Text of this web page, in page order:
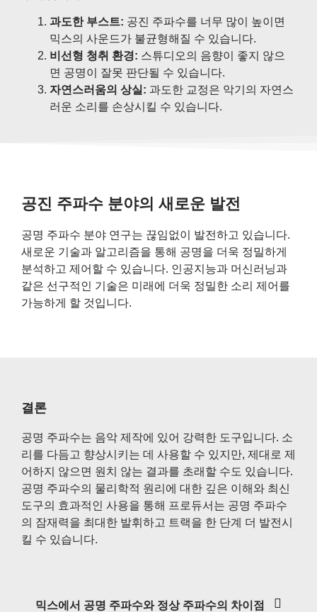
과도한 부스트: 공진 주파수를 너무 많이 높이면
믹스의 사운드가 불균형해질 수 있습니다.
비선형 청취 환경: 스튜디오의 음향이 좋지 않으
면 공명이 잘못 판단될 수 있습니다.
자연스러움의 상실: 과도한 교정은 악기의 자연스
러운 소리를 손상시킬 수 있습니다.
공진 주파수 분야의 새로운 발전
공명 주파수 분야 연구는 끊임없이 발전하고 있습니다.
새로운 기술과 알고리즘을 통해 공명을 더욱 정밀하게
분석하고 제어할 수 있습니다. 인공지능과 머신러닝과
같은 선구적인 기술은 미래에 더욱 정밀한 소리 제어를
가능하게 할 것입니다.
결론
공명 주파수는 음악 제작에 있어 강력한 도구입니다. 소
리를 다듬고 향상시키는 데 사용할 수 있지만, 제대로 제
어하지 않으면 원치 않는 결과를 초래할 수도 있습니다.
공명 주파수의 물리학적 원리에 대한 깊은 이해와 최신
도구의 효과적인 사용을 통해 프로듀서는 공명 주파수
의 잠재력을 최대한 발휘하고 트랙을 한 단계 더 발전시
킬 수 있습니다.
믹스에서 공명 주파수와 정상 주파수의 차이점